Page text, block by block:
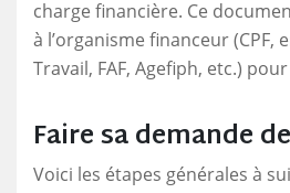
charge financière. Ce
à l’organisme financeur (CPF,
Travail, FAF, Agefiph, etc.)
Faire sa demande
Voici les étapes générales à